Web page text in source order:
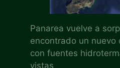
Panarea vuelve a
encontrado un nuevo
con fuentes
vistas